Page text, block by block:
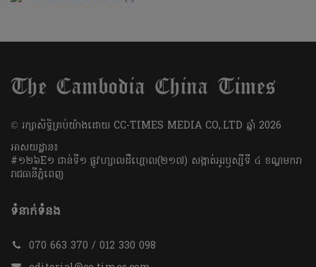
​© រក្សា​សិទ្ធិ​គ្រប់​យ៉ាង​ដោយ​ CC-TIMES MEDIA CO,.LTD ឆ្នាំ​ 2026
អាសយដ្ឋាន៖
#១២៦E១ ជាន់ទី១ ផ្លូវហ្សាលដឺហ្គោល(២១៧) សង្កាត់អូរឫស្សីទី ៤ ខណ្ឌមករា
រាជធានីភ្នំពេញ
ទំនាក់ទំនង
070 663 370 / 012 330 098